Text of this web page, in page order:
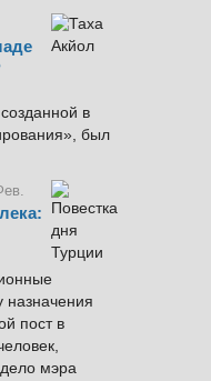
в
был
назначения
пост в
мэра